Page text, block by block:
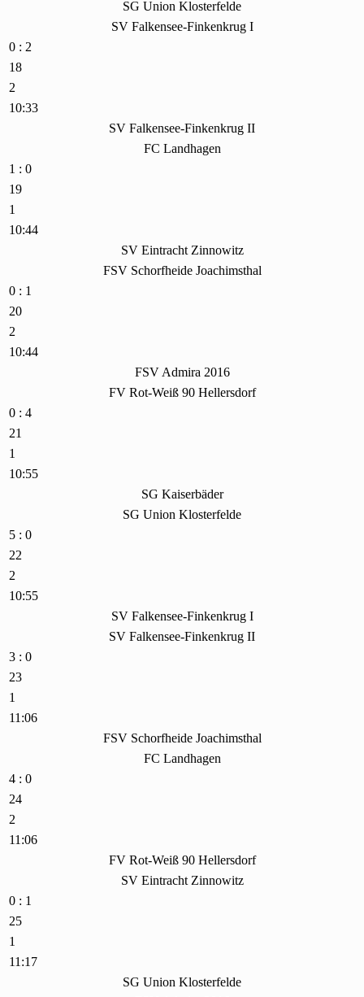
SG Union Klosterfelde
SV Falkensee-Finkenkrug I
0 : 2
18
2
10:33
SV Falkensee-Finkenkrug II
FC Landhagen
1 : 0
19
1
10:44
SV Eintracht Zinnowitz
FSV Schorfheide Joachimsthal
0 : 1
20
2
10:44
FSV Admira 2016
FV Rot-Weiß 90 Hellersdorf
0 : 4
21
1
10:55
SG Kaiserbäder
SG Union Klosterfelde
5 : 0
22
2
10:55
SV Falkensee-Finkenkrug I
SV Falkensee-Finkenkrug II
3 : 0
23
1
11:06
FSV Schorfheide Joachimsthal
FC Landhagen
4 : 0
24
2
11:06
FV Rot-Weiß 90 Hellersdorf
SV Eintracht Zinnowitz
0 : 1
25
1
11:17
SG Union Klosterfelde